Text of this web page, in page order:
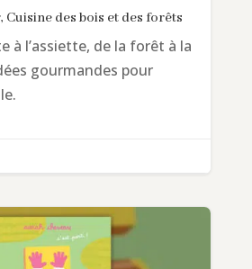
Cuisine des bois et des forêts
à l’assiette, de la forêt à la
gourmandes pour